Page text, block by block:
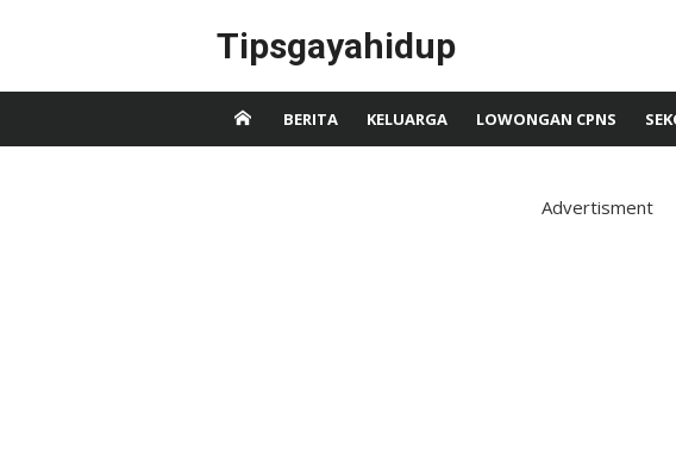
Tipsgayahidup
BERITA KELUARGA LOWONGAN CPNS
Advertisment